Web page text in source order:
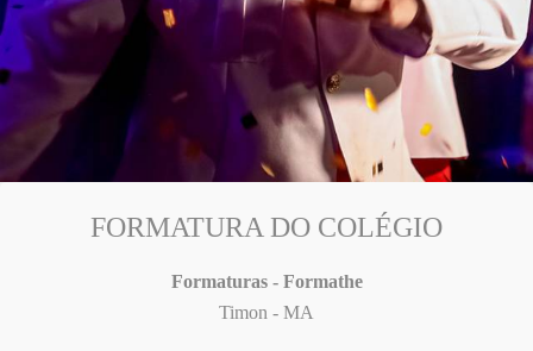
FORMATURA DO COLÉGIO
Formaturas - Formathe
Timon - MA